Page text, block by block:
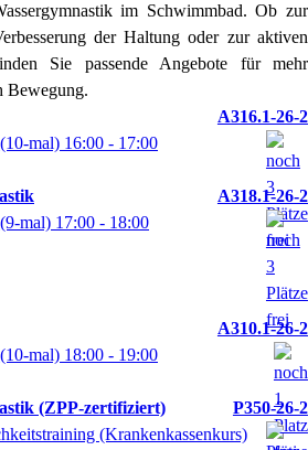
im Schwimmbad. Ob zur
der Haltung oder zur aktiven
Sie passende Angebote für mehr
Bewegung.
A316.1-26-2
(10-mal) 16:00 - 17:00
A318.1-26-2
(9-mal) 17:00 - 18:00
A310.1-26-2
(10-mal) 18:00 - 19:00
(ZPP-zertifiziert)
P350-26-2
(Krankenkassenkurs)